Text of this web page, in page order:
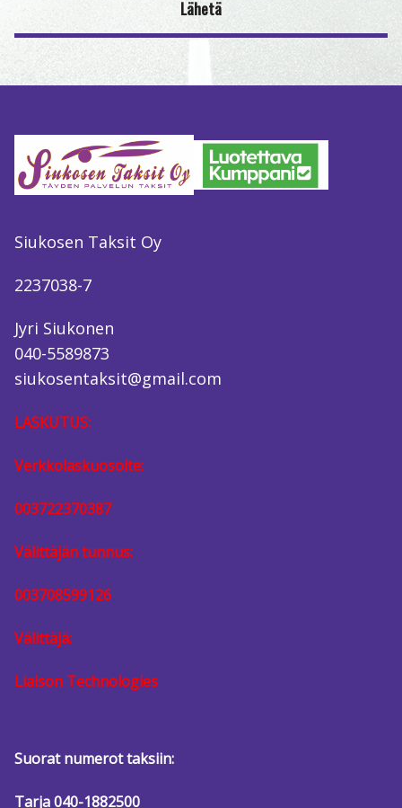
Siukosen Taksit Oy
2237038-7
Jyri Siukonen
040-5589873
siukosentaksit@gmail.com
LASKUTUS:
Verkkolaskuosoite:
003722370387
Välittäjän tunnus:
003708599126
Välittäjä:
Liaison Technologies
Suorat numerot taksiin:
Tarja040-1882500